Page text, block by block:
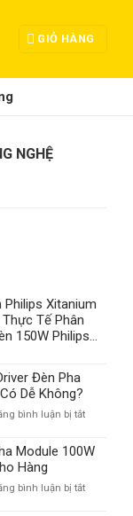
GIỎ HÀNG
NGHỆ
Philips Xitanium
Thực Tế Phân
150W Philips
Đèn Pha
Dễ Không?
bình luận bị tắtở
Driver
Đèn
100W
Module 100W
Hàng
bình luận bị tắtở